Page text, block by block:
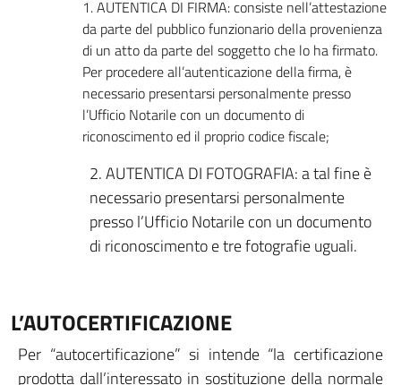
1. AUTENTICA DI FIRMA: consiste nell’attestazione
da parte del pubblico funzionario della provenienza
di un atto da parte del soggetto che lo ha firmato.
Per procedere all’autenticazione della firma, è
necessario presentarsi personalmente presso
l’Ufficio Notarile con un documento di
riconoscimento ed il proprio codice fiscale;
2. AUTENTICA DI FOTOGRAFIA: a tal fine è
necessario presentarsi personalmente
presso l’Ufficio Notarile con un documento
di riconoscimento e tre fotografie uguali.
L’AUTOCERTIFICAZIONE
Per “autocertificazione” si intende “la certificazione
prodotta dall’interessato in sostituzione della normale